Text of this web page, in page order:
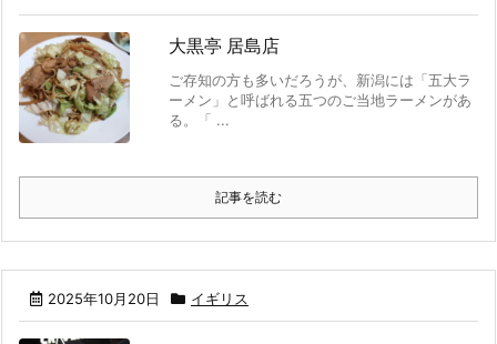
大黒亭 居島店
ご存知の方も多いだろうが、新潟には「五大ラ
ーメン」と呼ばれる五つのご当地ラーメンがあ
る。「 ...
記事を読む
2025年10月20日 イギリス